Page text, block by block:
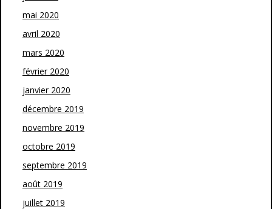
mai 2020
avril 2020
mars 2020
février 2020
janvier 2020
décembre 2019
novembre 2019
octobre 2019
septembre 2019
août 2019
juillet 2019